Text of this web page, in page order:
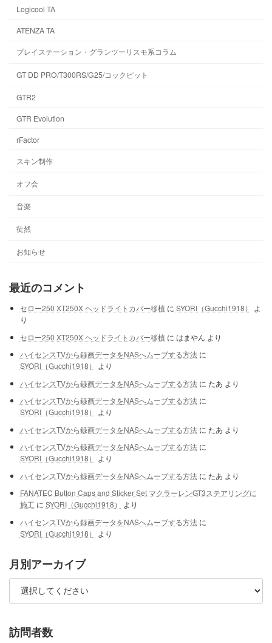
Logicool TA
ATENZA TA
プレイステーション・グランツーリスモ系コラム
GT DD PRO/T300RS/G25/コックピット
GTR2
GTR Evolution
rFactor
スキン制作
オフ会
音楽
徒然
お知らせ
最近のコメント
セロー250 XT250X ヘッドライトカバー移植 に SYORI（Gucchi1918）
よ
り
セロー250 XT250X ヘッドライトカバー移植 に はまやん より
ハイセンスTVから録画データをNASへムーブする方法に
SYORI（Gucchi1918）
より
ハイセンスTVから録画データをNASへムーブする方法に たあ より
ハイセンスTVから録画データをNASへムーブする方法に
SYORI（Gucchi1918）
より
ハイセンスTVから録画データをNASへムーブする方法に たあ より
ハイセンスTVから録画データをNASへムーブする方法に
SYORI（Gucchi1918）
より
ハイセンスTVから録画データをNASへムーブする方法に たあ より
FANATEC Button Caps and Sticker Set マクラーレンGT3ステアリングに
施工 に SYORI（Gucchi1918）
より
ハイセンスTVから録画データをNASへムーブする方法に
SYORI（Gucchi1918）
より
月別アーカイブ
訪問者数